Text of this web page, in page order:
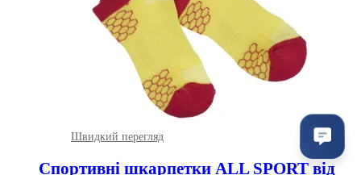
Швидкий перегляд
Спортивні шкарпетки ALL SPORT від